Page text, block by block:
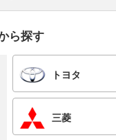
ら探す
トヨタ
三菱